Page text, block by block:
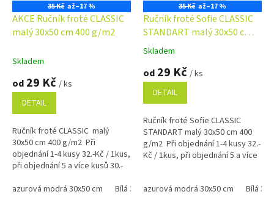
35 Kč až–17 %
AKCE Ručník froté CLASSIC
malý 30x50 cm 400 g/m2
Skladem
od 29 Kč / ks
DETAIL
Ručník froté CLASSIC malý
30x50 cm 400 g/m2 Při
objednání 1-4 kusy 32.-Kč / 1kus,
při objednání 5 a více kusů 30.-
a žlutá barva...
azurová modrá 30x50 cm Bílá 30x50 cm žlutá 30x50 cm zelená
35 Kč až–17 %
Ručník froté Sofie CLASSIC
STANDART malý 30x50 cm
400 g/m2
Průměrné
produktu
4,7
5
hvězdiček.
Skladem
od 29 Kč / ks
DETAIL
Ručník froté Sofie CLASSIC
STANDART malý 30x50 cm 400
g/m2 Při objednání 1-4 kusy 32.-
Kč / 1kus, při objednání 5 a více
azurová modrá 30x50 cm
Bílá